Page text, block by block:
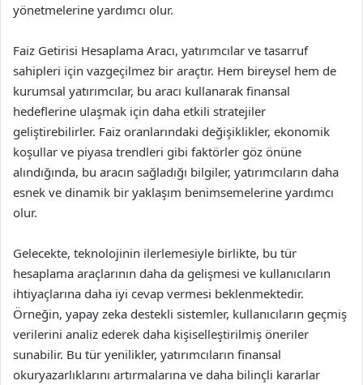
yönetmelerine yardımcı olur.
Faiz Getirisi Hesaplama Aracı, yatırımcılar ve tasarruf
sahipleri için vazgeçilmez bir araçtır. Hem bireysel hem de
kurumsal yatırımcılar, bu aracı kullanarak finansal
hedeflerine ulaşmak için daha etkili stratejiler
geliştirebilirler. Faiz oranlarındaki değişiklikler, ekonomik
koşullar ve piyasa trendleri gibi faktörler göz önüne
alındığında, bu aracın sağladığı bilgiler, yatırımcıların daha
esnek ve dinamik bir yaklaşım benimsemelerine yardımcı
olur.
Gelecekte, teknolojinin ilerlemesiyle birlikte, bu tür
hesaplama araçlarının daha da gelişmesi ve kullanıcıların
ihtiyaçlarına daha iyi cevap vermesi beklenmektedir.
Örneğin, yapay zeka destekli sistemler, kullanıcıların geçmiş
verilerini analiz ederek daha kişiselleştirilmiş öneriler
sunabilir. Bu tür yenilikler, yatırımcıların finansal
okuryazarlıklarını artırmalarına ve daha bilinçli kararlar